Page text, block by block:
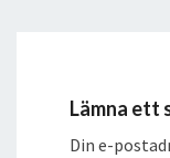
Lämna ett
Din e-